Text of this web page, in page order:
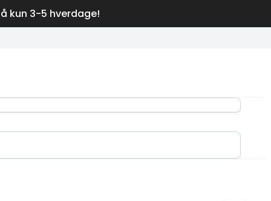
kun 3-5 hverdage!